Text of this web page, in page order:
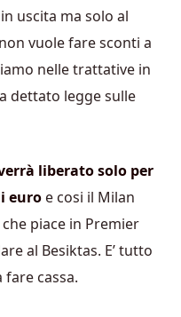
uscita ma solo al
vuole fare sconti a
nelle trattative in
dettato legge sulle
liberato solo per
euro e cosi il Milan
piace in Premier
al Besiktas. E’ tutto
cassa.